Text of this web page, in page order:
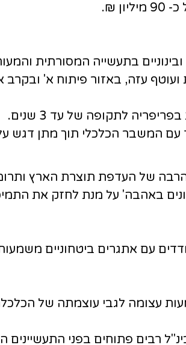
₪.
בתעשייה המסורתית
עזה, באזור פיתוח א'
עם המשבר הכלכלי תוך מתן
הרבה של העדפת תוצרת הארץ
באהבה' על מנת לחזק את
עם אתגרים ביטחוניים
עצומה לגבי עוצמתה של
רבים פתוחים בפני